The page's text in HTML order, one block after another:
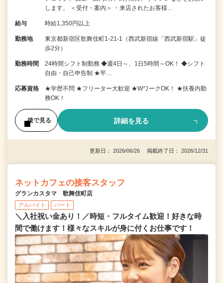
します。 ＜受付・案内＞ ・来店されたお客様…
給与 時給1,350円以上
勤務地
東京都新宿区歌舞伎町1-21-1（西武新宿線「西武新宿駅」徒
歩2分）
勤務時間
24時間シフト制勤務 ◆週4日～、1日5時間～OK！ ◆シフト
自由・自己申告制 ★平…
応募資格
★学歴不問 ★フリーター大歓迎 ★WワークOK！ ★扶養内勤
務OK！
後で見る 詳細を見る
更新日： 2026/06/26 掲載終了日： 2026/12/31
ネットカフェの接客スタッフ
グランカスタマ 歌舞伎町店
アルバイト パート
＼入社祝い金あり！／時短・フルタイム歓迎！好きな時
間で働けます！様々なスキルが身に付くお仕事です！